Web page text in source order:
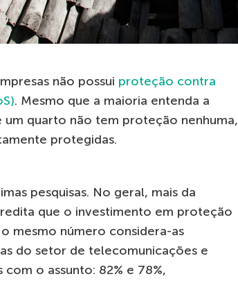
não possui proteção contra
. Mesmo que a maioria entenda a
um quarto não tem proteção nenhuma,
protegidas.
pesquisas. No geral, mais da
que o investimento em proteção
mesmo número considera-as
do setor de telecomunicações e
o assunto: 82% e 78%,